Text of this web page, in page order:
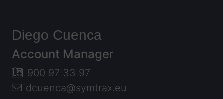
Diego Cuenca
Account Manager
900 97 33 97
dcuenca@symtrax.eu